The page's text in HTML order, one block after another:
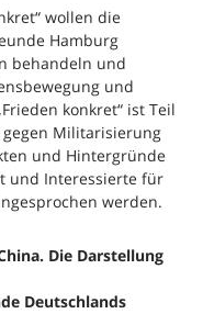
wollen die
Hamburg
behandeln und
und
konkret“ ist Teil
Militarisierung
und Hintergründe
und Interessierte für
werden.
Die Darstellung
Deutschlands